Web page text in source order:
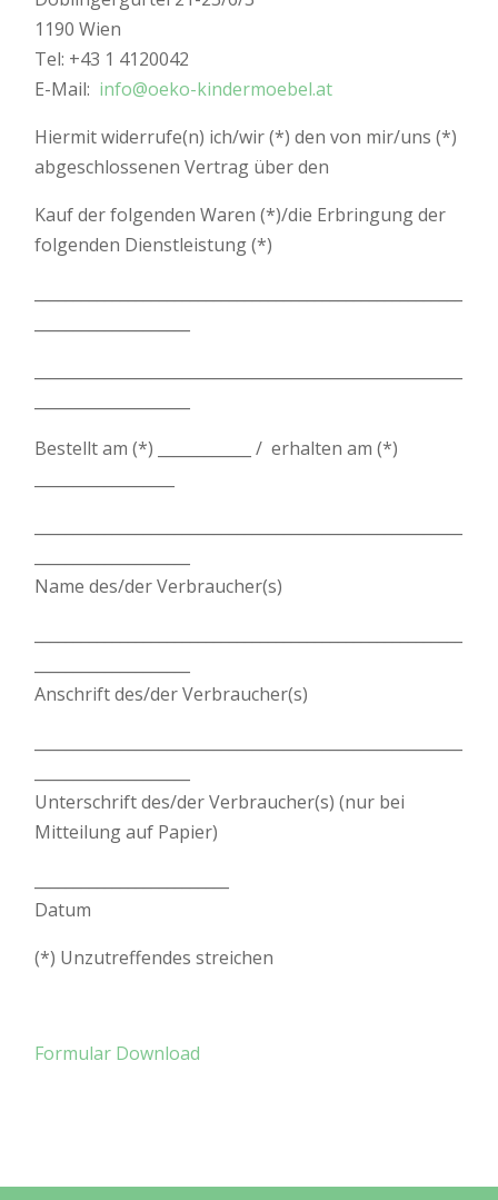
1190 Wien
Tel: +43 1 4120042
E-Mail: info@oeko-kindermoebel.at
Hiermit widerrufe(n) ich/wir (*) den von mir/uns (*)
abgeschlossenen Vertrag über den
Kauf der folgenden Waren (*)/die Erbringung der
folgenden Dienstleistung (*)
Bestellt am (*) ____________ / erhalten am (*)
Name des/der Verbraucher(s)
Anschrift des/der Verbraucher(s)
Unterschrift des/der Verbraucher(s) (nur bei
Mitteilung auf Papier)
Datum
(*) Unzutreffendes streichen
Formular Download